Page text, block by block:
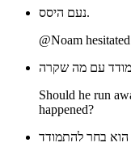
נעם היסס.
@Noam
Should he run
happened?